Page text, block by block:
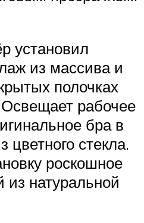
установил
из массива и
полочках
рабочее
бра в
цветного стекла.
роскошное
из натуральной